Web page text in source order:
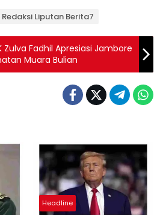
Redaksi Liputan Berita7
Zulva Fadhil Apresiasi Jambore
Muara Bulian
Headline